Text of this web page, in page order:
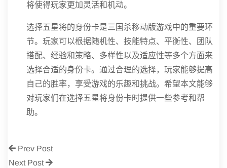
将使得玩家更加灵活和机动。
选择五星将的身份卡是三国杀移动版游戏中的重要环
节。玩家可以根据随机性、技能特点、平衡性、团队
搭配、经验和策略、多样性以及适应性等多个方面来
选择合适的身份卡。通过合理的选择，玩家能够提高
自己的胜率，享受游戏的乐趣和挑战。希望本文能够
对玩家们在选择五星将身份卡时提供一些参考和帮
助。
Prev Post
Next Post